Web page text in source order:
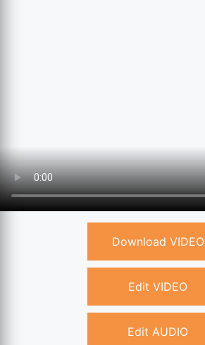
Download VIDEO
Edit VIDEO
Edit AUDIO